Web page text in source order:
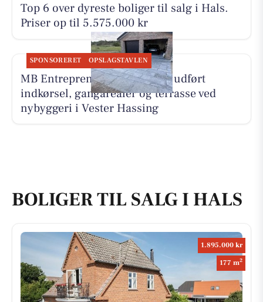
Top 6 over dyreste boliger til salg i Hals.
Priser op til 5.575.000 kr
SPONSORERET OPSLAGSTAVLEN
MB Entreprenør & Anlæg har udført
indkørsel, gangarealer og terrasse ved
nybyggeri i Vester Hassing
BOLIGER TIL SALG I HALS
1.895.000 kr
177 m2